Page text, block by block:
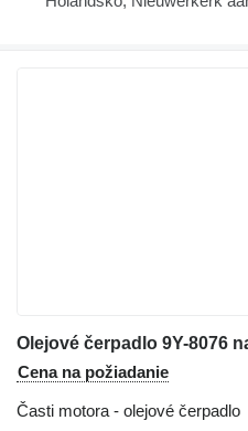
Olejové čerpadlo 9Y-8076
Cena na požiadanie
Časti motora - olejové čerpadlo